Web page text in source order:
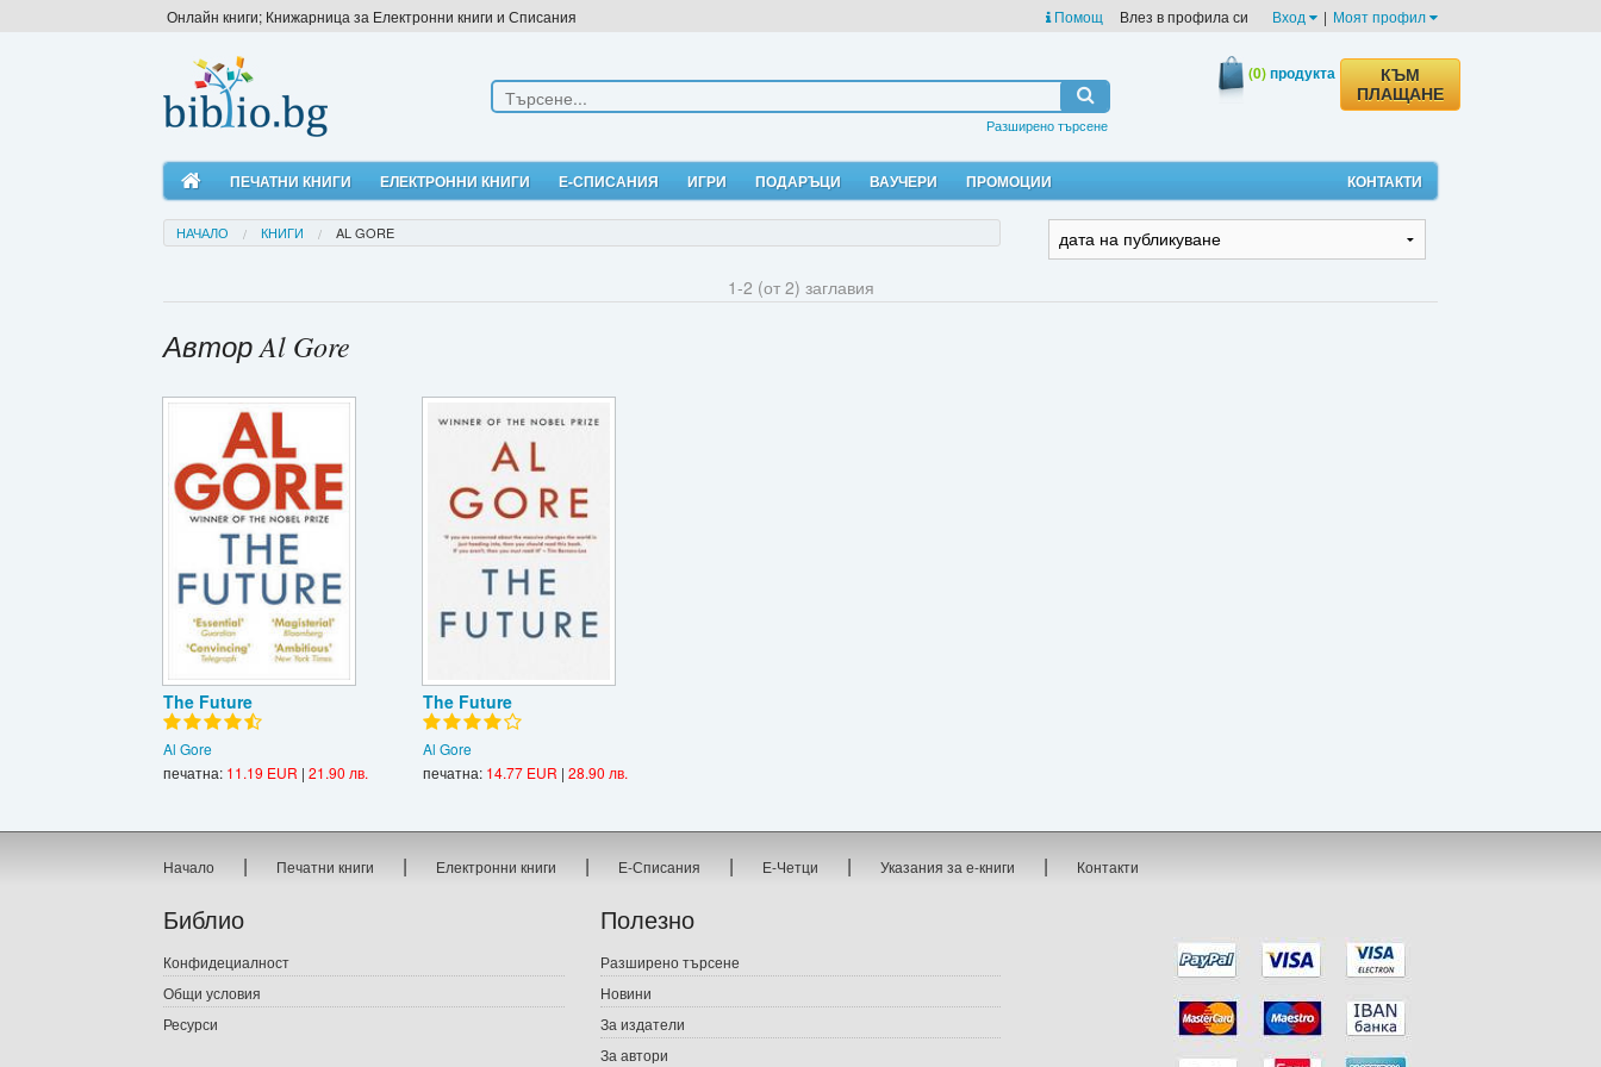
Онлайн книги; Книжарница за Електронни книги и Списания Помощ Влез в профила си Вход | Моят профил
Разширено търсене
(0)продукта
КЪМ
ПЛАЩАНЕ
ПЕЧАТНИ КНИГИ ЕЛЕКТРОННИ КНИГИ Е-СПИСАНИЯ ИГРИ ПОДАРЪЦИ ВАУЧЕРИ ПРОМОЦИИ КОНТАКТИ
НАЧАЛО КНИГИ AL GORE
1-2 (от 2) заглавия
Автор Al Gore
The Future
Al Gore
печатна: 11.19 EUR | 21.90 лв.
The Future
Al Gore
печатна: 14.77 EUR | 28.90 лв.
Начало | Печатни книги | Електронни книги | Е-Списания | Е-Четци | Указания за е-книги | Контакти
Библио
Конфидециалност
Общи условия
Ресурси
Полезно
Разширено търсене
Новини
За издатели
За автори